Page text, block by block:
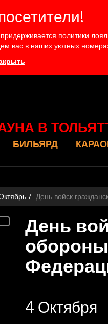
политики
вас в наших уютных
В
БИЛЬЯРД
День войск
День
4 Октября